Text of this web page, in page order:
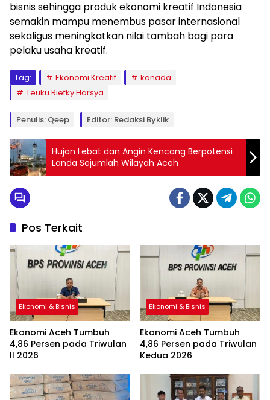
bisnis sehingga produk ekonomi kreatif Indonesia
semakin mampu menembus pasar internasional
sekaligus meningkatkan nilai tambah bagi para
pelaku usaha kreatif.
Tag: Ekonomi Kreatif
kanada
Teuku Riefky Harsya
Penulis: Qeep Editor: Redaksi Byklik
Hujan Lebat dan Angin Kencang Berpotensi
Landa Sejumlah Wilayah Aceh
Pos Terkait
Ekonomi & Bisnis
Ekonomi Aceh Tumbuh
4,86 Persen pada Triwulan
II 2026
Ekonomi & Bisnis
Ekonomi Aceh Tumbuh
4,86 Persen pada Triwulan
Kedua 2026